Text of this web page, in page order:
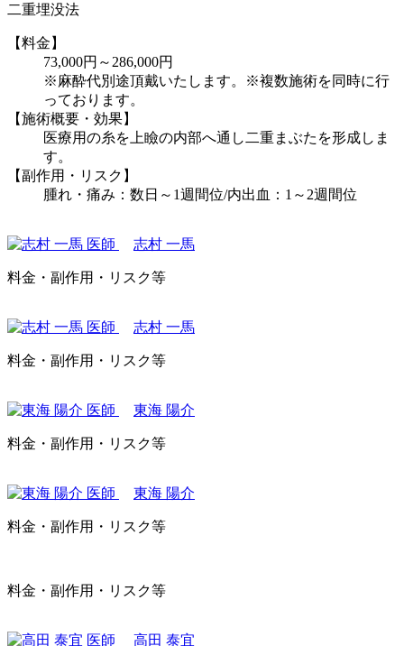
二重埋没法
【料金】
73,000円～286,000円
※麻酔代別途頂戴いたします。※複数施術を同時に行
っております。
【施術概要・効果】
医療用の糸を上瞼の内部へ通し二重まぶたを形成しま
す。
【副作用・リスク】
腫れ・痛み：数日～1週間位/内出血：1～2週間位
志村 一馬
料金・副作用・リスク等
志村 一馬
料金・副作用・リスク等
東海 陽介
料金・副作用・リスク等
東海 陽介
料金・副作用・リスク等
料金・副作用・リスク等
高田 泰宜